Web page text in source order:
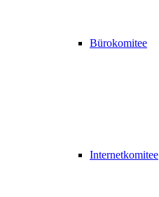
Bürokomitee
Internetkomitee